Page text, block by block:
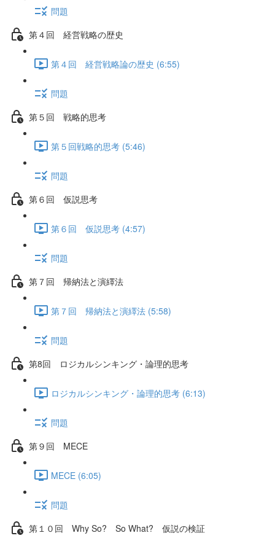
問題
第４回 経営戦略の歴史
第４回 経営戦略論の歴史 (6:55)
問題
第５回 戦略的思考
第５回戦略的思考 (5:46)
問題
第６回 仮説思考
第６回 仮説思考 (4:57)
問題
第７回 帰納法と演繹法
第７回 帰納法と演繹法 (5:58)
問題
第8回 ロジカルシンキング・論理的思考
ロジカルシンキング・論理的思考 (6:13)
問題
第９回 MECE
MECE (6:05)
問題
第１０回 Why So? So What? 仮説の検証